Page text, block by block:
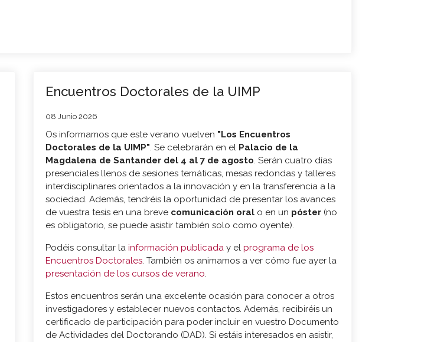
Encuentros Doctorales de la UIMP
08 Junio 2026
Os informamos que este verano vuelven "Los Encuentros
Doctorales de la UIMP". Se celebrarán en el Palacio de la
Magdalena de Santander del 4 al 7 de agosto. Serán cuatro días
presenciales llenos de sesiones temáticas, mesas redondas y talleres
interdisciplinares orientados a la innovación y en la transferencia a la
sociedad. Además, tendréis la oportunidad de presentar los avances
de vuestra tesis en una breve comunicación oral o en un póster (no
es obligatorio, se puede asistir también solo como oyente).
Podéis consultar la información publicada y el programa de los
Encuentros Doctorales. También os animamos a ver cómo fue ayer la
presentación de los cursos de verano.
Estos encuentros serán una excelente ocasión para conocer a otros
investigadores y establecer nuevos contactos. Además, recibiréis un
certificado de participación para poder incluir en vuestro Documento
de Actividades del Doctorando (DAD). Si estáis interesados en asistir,